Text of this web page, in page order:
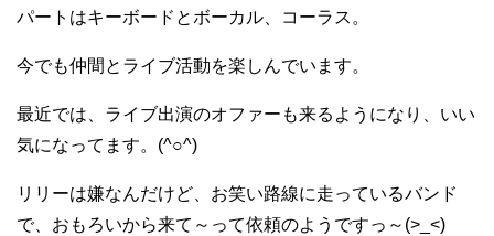
パートはキーボードとボーカル、コーラス。
今でも仲間とライブ活動を楽しんでいます。
最近では、ライブ出演のオファーも来るようになり、いい
気になってます。(^○^)
リリーは嫌なんだけど、お笑い路線に走っているバンド
で、おもろいから来て～って依頼のようですっ～(>_<)